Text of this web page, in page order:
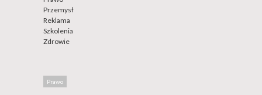
Przemysł
Reklama
Szkolenia
Zdrowie
Prawo